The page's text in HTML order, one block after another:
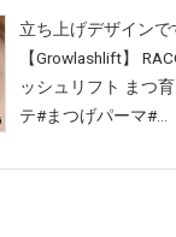
立ち上げデザイン
【Growlashlift】
ッシュリフト まつ
テ#まつげパーマ#…